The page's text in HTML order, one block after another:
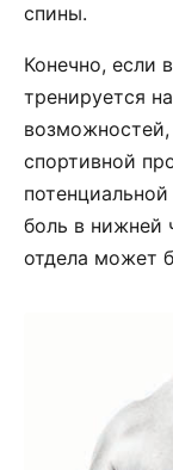
спины.
Конечно, если
тренируется
спортивной
боль в нижней
отдела может